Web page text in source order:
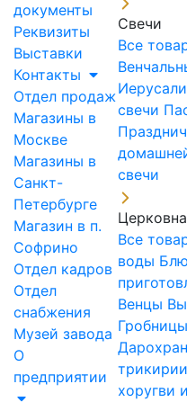
документы
Реквизиты
Выставки
Контакты
Отдел продаж
Магазины в
Москве
Магазины в
Санкт-
Петербурге
Магазин в п.
Софрино
Отдел кадров
Отдел
снабжения
Музей завода
О
предприятии
Свечи
Все
свечи
свечи
Все
воды
Венцы
трикирии
хоругви